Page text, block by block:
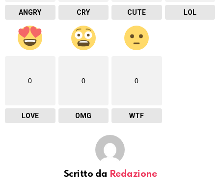
ANGRY CRY CUTE LOL
0
LOVE
0
OMG
0
WTF
Scritto da Redazione